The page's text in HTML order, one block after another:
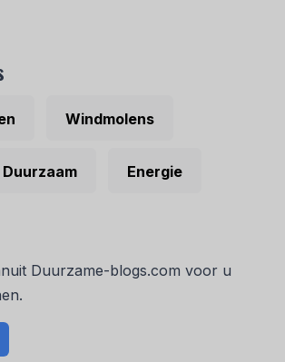
Windmolens
Duurzaam Energie
Duurzame-blogs.com voor u